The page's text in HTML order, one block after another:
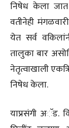
निषेध केला
वतीनेही
येत सर्व
तालुका बार
नेतृत्वाखाली
निषेध केला.
याप्रसंगी